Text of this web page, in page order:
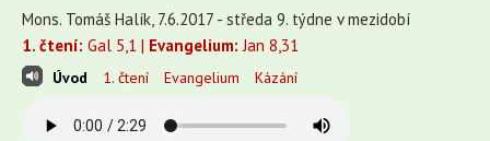
Mons. Tomáš Halík, 7.6.2017 - středa 9. týdne v mezidobí
1. čtení: Gal 5,1 | Evangelium: Jan 8,31
Úvod 1. čtení Evangelium Kázání